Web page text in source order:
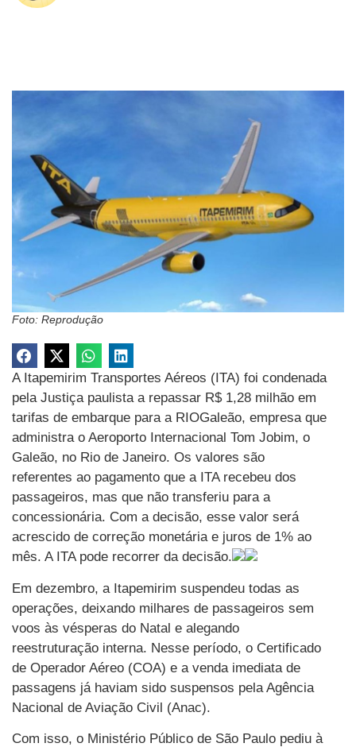
Foto: Reprodução
A Itapemirim Transportes Aéreos (ITA) foi condenada
pela Justiça paulista a repassar R$ 1,28 milhão em
tarifas de embarque para a RIOGaleão, empresa que
administra o Aeroporto Internacional Tom Jobim, o
Galeão, no Rio de Janeiro. Os valores são
referentes ao pagamento que a ITA recebeu dos
passageiros, mas que não transferiu para a
concessionária. Com a decisão, esse valor será
acrescido de correção monetária e juros de 1% ao
mês. A ITA pode recorrer da decisão.
Em dezembro, a Itapemirim suspendeu todas as
operações, deixando milhares de passageiros sem
voos às vésperas do Natal e alegando
reestruturação interna. Nesse período, o Certificado
de Operador Aéreo (COA) e a venda imediata de
passagens já haviam sido suspensos pela Agência
Nacional de Aviação Civil (Anac).
Com isso, o Ministério Público de São Paulo pediu à